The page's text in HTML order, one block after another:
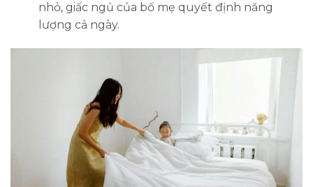
nhỏ, giấc ngủ của bố mẹ quyết định năng
lượng cả ngày.